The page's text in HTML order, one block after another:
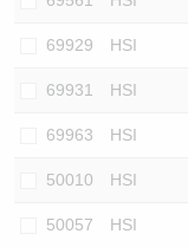
69929 HSI
69931 HSI
69963 HSI
50010 HSI
50057 HSI